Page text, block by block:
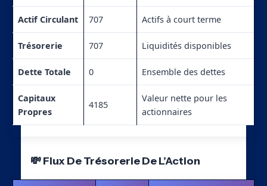
Actif Circulant 707 Actifs à court terme
Trésorerie 707 Liquidités disponibles
Dette Totale 0 Ensemble des dettes
Capitaux
Propres
4185
Valeur nette pour les
actionnaires
💸 Flux De Trésorerie De L’Action